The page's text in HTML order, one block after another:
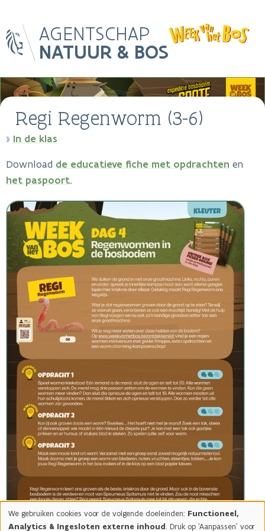
to
main
content
AGENTSCHAP
NATUUR & BOS
Main
Image
Regi Regenworm (3-6)
Breadcrumb
In de klas
Download de educatieve fiche met opdrachten en
het paspoort.
Image
Gebruik
We gebruiken cookies voor de volgende doeleinden: Functioneel,
Analytics & Ingesloten externe inhoud. Druk op 'Aanpassen' voor